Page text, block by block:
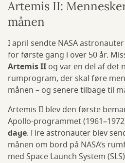
Artemis II:
månen
I april sendte NASA
for første gang i over 50 år.
Artemis II og var en del af det
rumprogram, der skal føre
månen – og senere tilbage til
Artemis II blev den første
Apollo-programmet
dage. Fire astronauter blev
månen om bord på NASA’s
med Space Launch System